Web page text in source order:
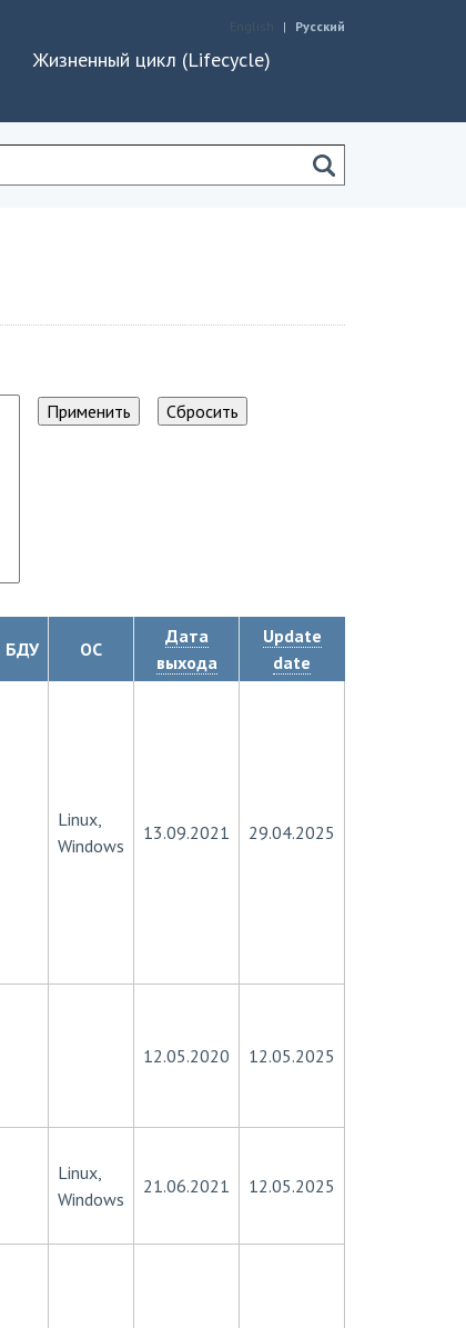
Русский
Жизненный цикл (Lifecycle)
БДУ ОС
Дата
выхода
Update
date
Linux,
Windows
13.09.2021 29.04.2025
12.05.2020 12.05.2025
Linux,
Windows
21.06.2021 12.05.2025